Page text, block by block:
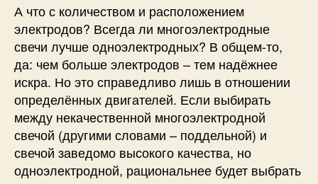
А что с количеством и расположением
электродов? Всегда ли многоэлектродные
свечи лучше одноэлектродных? В общем-то,
да: чем больше электродов – тем надёжнее
искра. Но это справедливо лишь в отношении
определённых двигателей. Если выбирать
между некачественной многоэлектродной
свечой (другими словами – поддельной) и
свечой заведомо высокого качества, но
одноэлектродной, рациональнее будет выбрать